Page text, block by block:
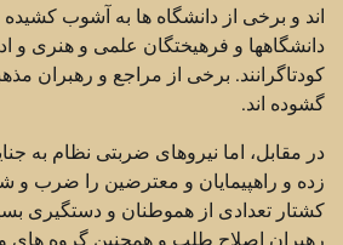
اند و برخی از دانشگاه ها به آشوب
دانشگاهها و فرهیختگان علمی و هنری
کودتاگرانند. برخی از مراجع و رهبران
گشوده اند.
در مقابل، اما نیروهای ضربتی نظام به
زده و راهپیمایان و معترضین را ضرب و
کشتار تعدادی از هموطنان و دستگیری
رهبران اصلاح طلب و همچنین گروه های